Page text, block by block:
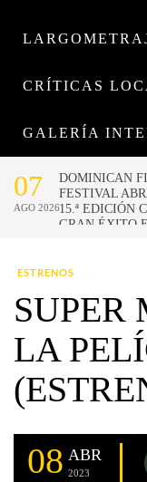
CRÍTICAS
GALERÍA
ESTRENOS
SUPER
LA
08 ABR
2023